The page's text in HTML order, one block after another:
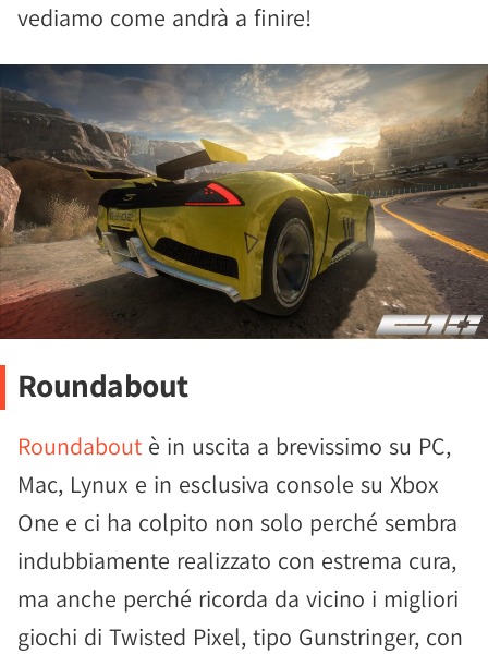
vediamo come andrà a finire!
Roundabout
Roundabout è in uscita a brevissimo su PC,
Mac, Lynux e in esclusiva console su Xbox
One e ci ha colpito non solo perché sembra
indubbiamente realizzato con estrema cura,
ma anche perché ricorda da vicino i migliori
giochi di Twisted Pixel, tipo Gunstringer, con